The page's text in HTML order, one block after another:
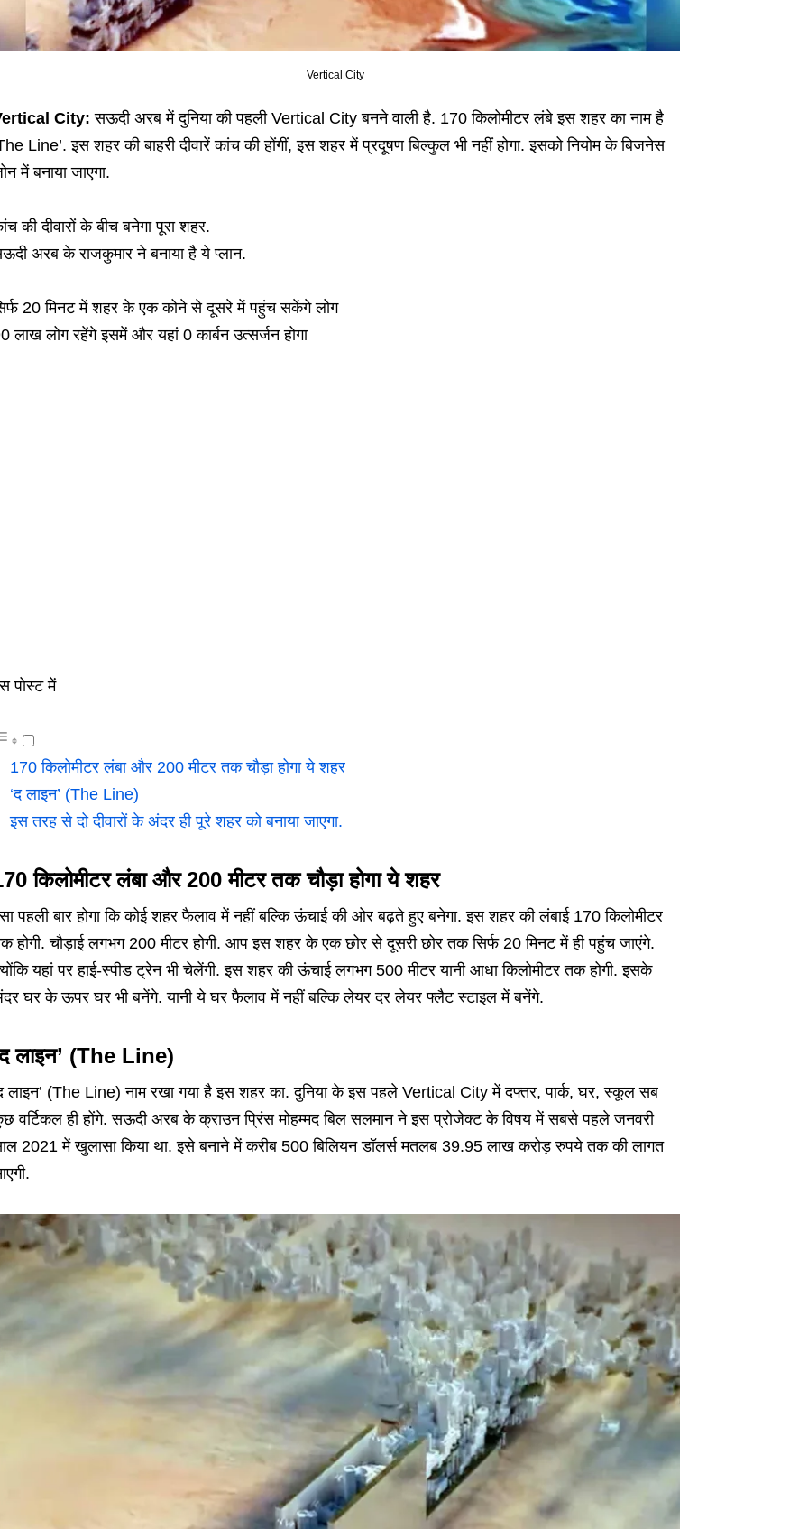
Vertical City
City: सऊदी अरब में दुनिया की पहली Vertical City बनने वाली है. 170 किलोमीटर लंबे इस शहर का नाम है
Line’. इस शहर की बाहरी दीवारें कांच की होंगीं, इस शहर में प्रदूषण बिल्कुल भी नहीं होगा. इसको नियोम के बिजनेस
में बनाया जाएगा.
की दीवारों के बीच बनेगा पूरा शहर.
अरब के राजकुमार ने बनाया है ये प्लान.
20 मिनट में शहर के एक कोने से दूसरे में पहुंच सकेंगे लोग
लाख लोग रहेंगे इसमें और यहां 0 कार्बन उत्सर्जन होगा
पोस्ट में
170 किलोमीटर लंबा और 200 मीटर तक चौड़ा होगा ये शहर
‘द लाइन’ (The Line)
इस तरह से दो दीवारों के अंदर ही पूरे शहर को बनाया जाएगा.
किलोमीटर लंबा और 200 मीटर तक चौड़ा होगा ये शहर
पहली बार होगा कि कोई शहर फैलाव में नहीं बल्कि ऊंचाई की ओर बढ़ते हुए बनेगा. इस शहर की लंबाई 170 किलोमीटर
होगी. चौड़ाई लगभग 200 मीटर होगी. आप इस शहर के एक छोर से दूसरी छोर तक सिर्फ 20 मिनट में ही पहुंच जाएंगे.
यहां पर हाई-स्पीड ट्रेन भी चेलेंगी. इस शहर की ऊंचाई लगभग 500 मीटर यानी आधा किलोमीटर तक होगी. इसके
घर के ऊपर घर भी बनेंगे. यानी ये घर फैलाव में नहीं बल्कि लेयर दर लेयर फ्लैट स्टाइल में बनेंगे.
लाइन’ (The Line)
लाइन’ (The Line) नाम रखा गया है इस शहर का. दुनिया के इस पहले Vertical City में दफ्तर, पार्क, घर, स्कूल सब
वर्टिकल ही होंगे. सऊदी अरब के क्राउन प्रिंस मोहम्मद बिल सलमान ने इस प्रोजेक्ट के विषय में सबसे पहले जनवरी
2021 में खुलासा किया था. इसे बनाने में करीब 500 बिलियन डॉलर्स मतलब 39.95 लाख करोड़ रुपये तक की लागत